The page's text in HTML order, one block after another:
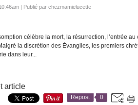
| Publié par chezmamielucette
célèbre la mort, la résurrection, l’entrée
la discrétion des Évangiles, les premiers
dans leur...
article
Repost 0